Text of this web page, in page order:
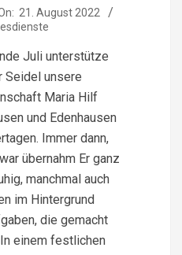
21. August 2022
Juli unterstütze
Seidel unsere
Maria Hilf
und Edenhausen
Immer dann,
übernahm Er ganz
manchmal auch
im Hintergrund
die gemacht
einem festlichen